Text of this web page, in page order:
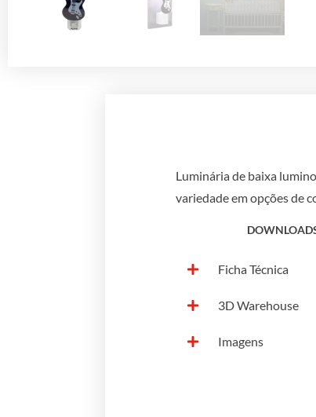
Luminária de baixa
variedade em opções de
Ficha Técnica
3D Warehouse
Imagens